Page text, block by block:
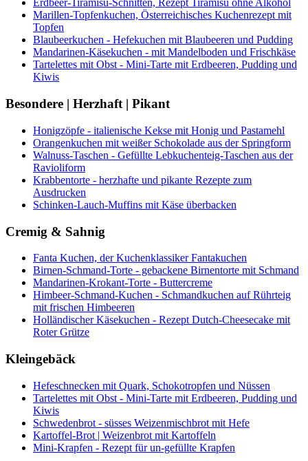
Erdbeer-Tiramisu-Schnitten, Rezept Tiramisu ohne Alkohol
Marillen-Topfenkuchen, Österreichisches Kuchenrezept mit
Topfen
Blaubeerkuchen - Hefekuchen mit Blaubeeren und Pudding
Mandarinen-Käsekuchen - mit Mandelboden und Frischkäse
Tartelettes mit Obst - Mini-Tarte mit Erdbeeren, Pudding und
Kiwis
Besondere | Herzhaft | Pikant
Honigzöpfe - italienische Kekse mit Honig und Pastamehl
Orangenkuchen mit weißer Schokolade aus der Springform
Walnuss-Taschen - Gefüllte Lebkuchenteig-Taschen aus der
Ravioliform
Krabbentorte - herzhafte und pikante Rezepte zum
Ausdrucken
Schinken-Lauch-Muffins mit Käse überbacken
Cremig & Sahnig
Fanta Kuchen, der Kuchenklassiker Fantakuchen
Birnen-Schmand-Torte - gebackene Birnentorte mit Schmand
Mandarinen-Krokant-Torte - Buttercreme
Himbeer-Schmand-Kuchen - Schmandkuchen auf Rührteig
mit frischen Himbeeren
Holländischer Käsekuchen - Rezept Dutch-Cheesecake mit
Roter Grütze
Kleingebäck
Hefeschnecken mit Quark, Schokotropfen und Nüssen
Tartelettes mit Obst - Mini-Tarte mit Erdbeeren, Pudding und
Kiwis
Schwedenbrot - süsses Weizenmischbrot mit Hefe
Kartoffel-Brot | Weizenbrot mit Kartoffeln
Mini-Krapfen - Rezept für un-gefüllte Krapfen